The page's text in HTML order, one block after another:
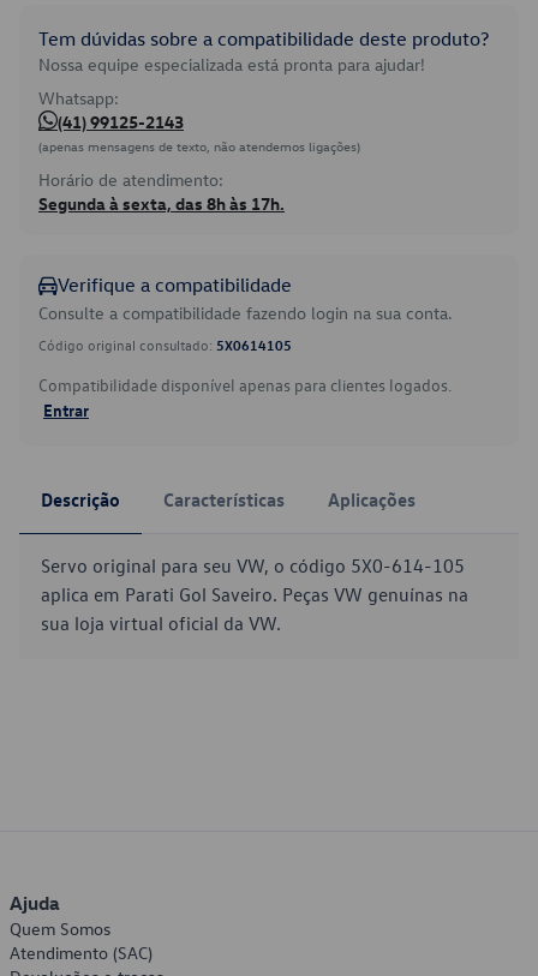
Tem dúvidas sobre a compatibilidade deste produto?
Nossa equipe especializada está pronta para ajudar!
Whatsapp:
(41) 99125-2143
(apenas mensagens de texto, não atendemos ligações)
Horário de atendimento:
Segunda à sexta, das 8h às 17h.
Verifique a compatibilidade
Consulte a compatibilidade fazendo login na sua conta.
Código original consultado: 5X0614105
Compatibilidade disponível apenas para clientes logados.
Entrar
Descrição Características Aplicações
Servo original para seu VW, o código 5X0-614-105
aplica em Parati Gol Saveiro. Peças VW genuínas na
sua loja virtual oficial da VW.
Ajuda
Quem Somos
Atendimento (SAC)